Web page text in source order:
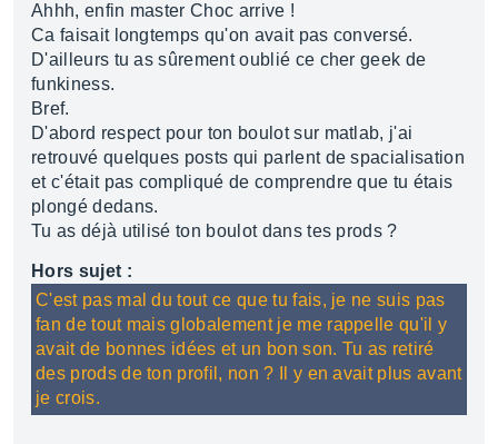
Ahhh, enfin master Choc arrive !
Ca faisait longtemps qu'on avait pas conversé.
D'ailleurs tu as sûrement oublié ce cher geek de
funkiness.
Bref.
D'abord respect pour ton boulot sur matlab, j'ai
retrouvé quelques posts qui parlent de spacialisation
et c'était pas compliqué de comprendre que tu étais
plongé dedans.
Tu as déjà utilisé ton boulot dans tes prods ?
Hors sujet :
C'est pas mal du tout ce que tu fais, je ne suis pas
fan de tout mais globalement je me rappelle qu'il y
avait de bonnes idées et un bon son. Tu as retiré
des prods de ton profil, non ? Il y en avait plus avant
je crois.